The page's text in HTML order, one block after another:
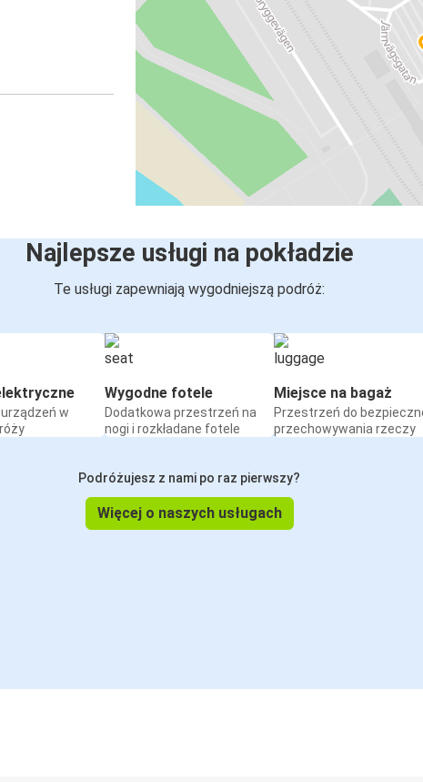
Najlepsze usługi na pokładzie
Te usługi zapewniają wygodniejszą podróż:
w
Wygodne fotele
Dodatkowa przestrzeń na
nogi i rozkładane fotele
Miejsce na bagaż
Przestrzeń do
przechowywania rzeczy
Podróżujesz z nami po raz pierwszy?
Więcej o naszych usługach